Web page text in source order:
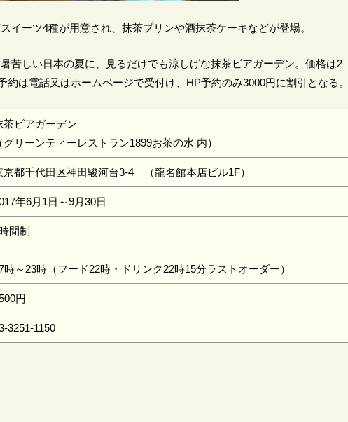
イーツ4種が用意され、抹茶プリンや酒抹茶ケーキなどが登場。
苦しい日本の夏に、見るだけでも涼しげな抹茶ビアガーデン。価格は2
約は電話又はホームページで受付け、HP予約のみ3000円に割引となる。
茶ビアガーデン
グリーンティーレストラン1899お茶の水 内）
京都千代田区神田駿河台3-4 （龍名館本店ビル1F）
年6月1日～9月30日
間制
時～23時（フード22時・ドリンク22時15分ラストオーダー）
円
3251-1150